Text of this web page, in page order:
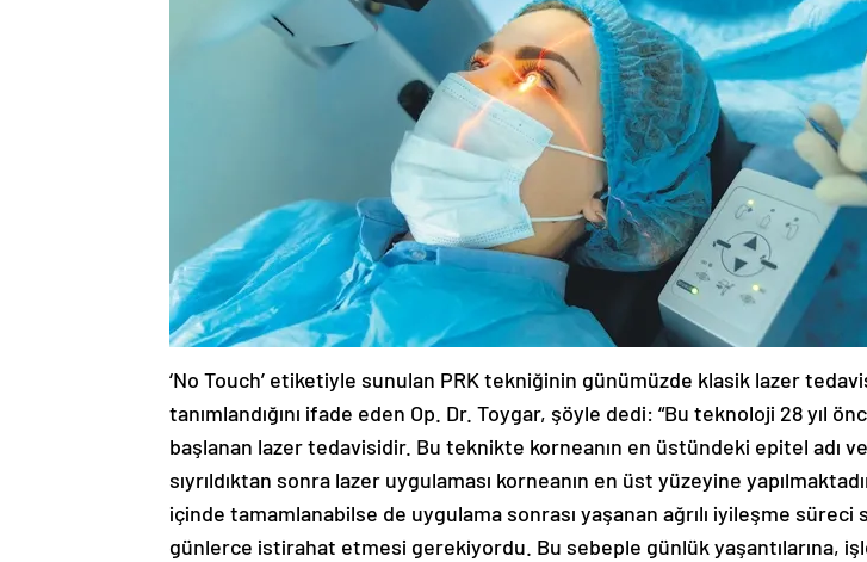
‘No Touch’ etiketiyle sunulan PRK tekniğinin günümüzde klasik lazer
tanımlandığını ifade eden Op. Dr. Toygar, şöyle dedi: “Bu teknoloji 28 yıl
başlanan lazer tedavisidir. Bu teknikte korneanın en üstündeki epitel adı
sıyrıldıktan sonra lazer uygulaması korneanın en üst yüzeyine
içinde tamamlanabilse de uygulama sonrası yaşanan ağrılı iyileşme süreci
günlerce istirahat etmesi gerekiyordu. Bu sebeple günlük yaşantılarına,